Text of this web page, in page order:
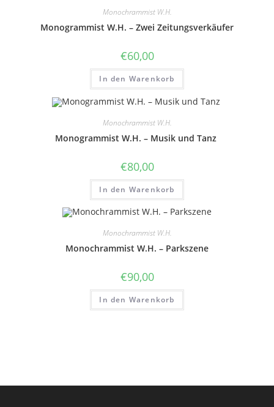
Monochrammist W.H.
Monogrammist W.H. – Zwei Zeitungsverkäufer
€60,00
In den Warenkorb
Monochrammist W.H.
Monogrammist W.H. – Musik und Tanz
€80,00
In den Warenkorb
Monochrammist W.H.
Monochrammist W.H. – Parkszene
€90,00
In den Warenkorb